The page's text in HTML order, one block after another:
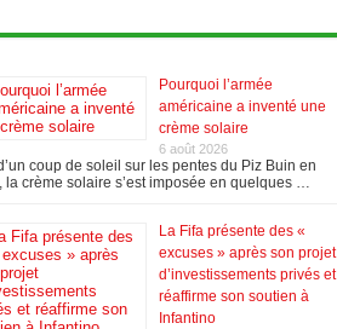
Pourquoi l’armée
américaine a inventé une
crème solaire
6 août 2026
coup de soleil sur les pentes du Piz Buin en
la crème solaire s’est imposée en quelques …
La Fifa présente des «
excuses » après son projet
d’investissements privés et
réaffirme son soutien à
Infantino